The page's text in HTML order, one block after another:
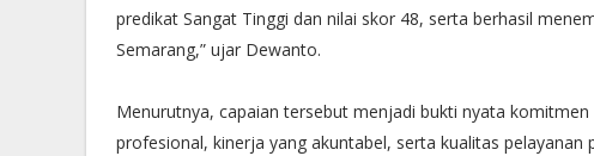
predikat Sangat Tinggi dan nilai skor 48, serta berhasil
Semarang,” ujar Dewanto.
Menurutnya, capaian tersebut menjadi bukti nyata
profesional, kinerja yang akuntabel, serta kualitas pelayanan